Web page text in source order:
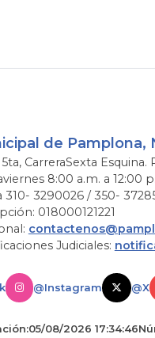
de Pamplona,
CarreraSexta Esquina.
8:00 a.m. a 12:00
310- 3290026 / 350-
018000121221
Judiciales:
@Instagram @X
05/08/2026 17:34:46